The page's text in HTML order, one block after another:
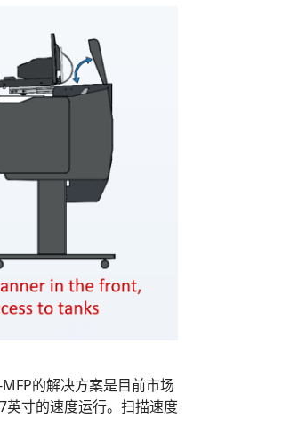
的解决方案是目前市场
英寸的速度运行。扫描速度